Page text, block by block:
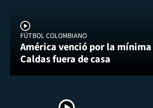
FÚTBOL COLOMBIANO
América venció por la mínima
Caldas fuera de casa